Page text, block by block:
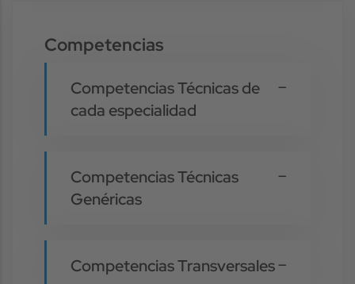
Competencias
Competencias Técnicas de
cada especialidad
Competencias Técnicas
Genéricas
Competencias Transversales